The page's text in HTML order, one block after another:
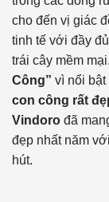
cho đến vị giác
tinh tế với đầy
trái cây mềm
Công” vì nổi
con công rất
Vindoro đã
đẹp nhất năm
hút.